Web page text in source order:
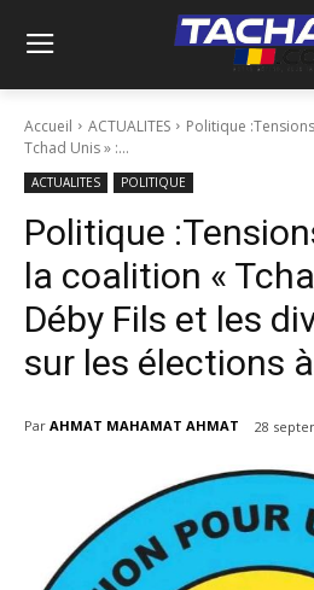
Accueil ACTUALITES
Politique
Tchad Unis » :...
ACTUALITES POLITIQUE
Politique
la coalition «
Déby Fils et les
sur les élections
Par AHMAT MAHAMAT AHMAT 28